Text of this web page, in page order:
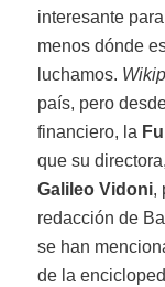
interesante
menos dónde
luchamos.
país, pero
financiero, la
que su
Galileo Vidoni,
redacción de
se han
de la